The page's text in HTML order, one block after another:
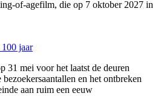
of-agefilm, die op 7 oktober 2027 in
jaar
31 mei voor het laatst de deuren
en het ontbreken
aan ruim een eeuw